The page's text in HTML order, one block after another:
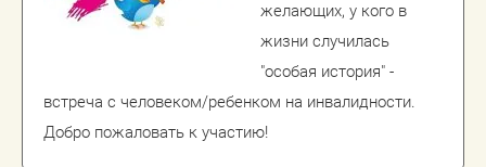
желающих, у кого в
жизни случилась
"особая история" -
встреча с человеком/ребенком на инвалидности.
Добро пожаловать к участию!